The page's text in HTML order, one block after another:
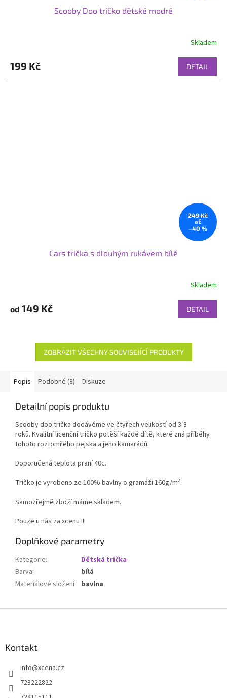
Scooby Doo tričko dětské modré
Skladem
199 Kč DETAIL
249 Kč
až
–40 %
Cars trička s dlouhým rukávem bílé
Skladem
od 149 Kč DETAIL
ZOBRAZIT VŠECHNY SOUVISEJÍCÍ PRODUKTY
Popis Podobné (8) Diskuze
Detailní popis produktu
Scooby doo trička dodávéme ve čtyřech velikostí od 3-8
roků. Kvalitní licenční tričko potěší každé dítě, které zná příběhy
tohoto roztomilého pejska a jeho kamarádů.
Doporučená teplota praní 40c.
Tričko je vyrobeno ze 100% bavlny o gramáži 160g/m2.
Samozřejmě zboží máme skladem.
Pouze u nás za xcenu !!!
Doplňkové parametry
Kategorie:
Dětská trička
Barva:
bílá
Materiálové složení: bavlna
Kontakt
info@xcena.cz
723222822